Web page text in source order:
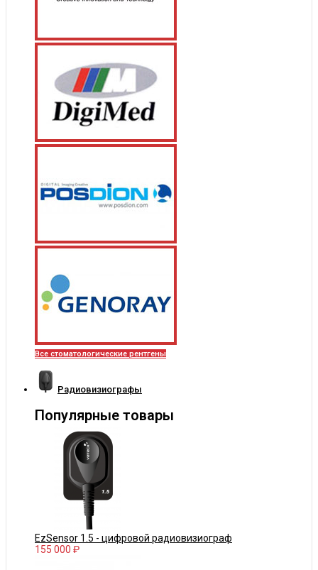
Все стоматологические рентгены
Радиовизиографы
Популярные товары
EzSensor 1.5 - цифровой радиовизиограф
155 000 ₽